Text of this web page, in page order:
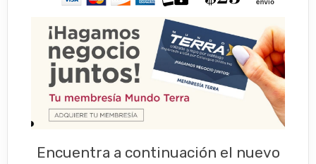
Encuentra a continuación el nuevo